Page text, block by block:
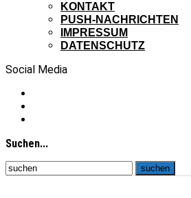
KONTAKT
PUSH-NACHRICHTEN
IMPRESSUM
DATENSCHUTZ
Social Media
Suchen...